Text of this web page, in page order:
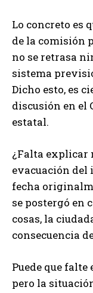
Lo concreto es
de la comisión
no se retrasa
sistema
Dicho esto, es
discusión en el
estatal.
¿Falta explicar
evacuación del
fecha
se postergó en
cosas, la
consecuencia
Puede que
pero la